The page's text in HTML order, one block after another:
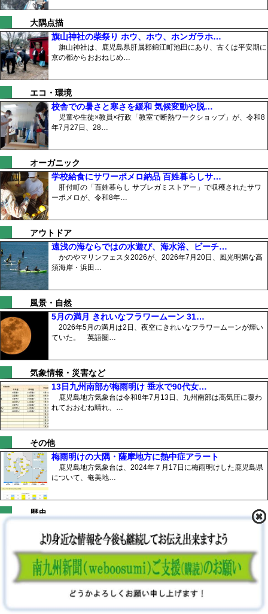
大隅点描
旗山神社の柴祭り ホウ、ホウ、ホンガラホ…
旗山神社は、鹿児島県肝属郡錦江町池田にあり、古くは平安期に
京の都からおおねじめ…
エコ・環境
校舎での暑さと寒さを緩和 気候変動や脱…
児童や生徒×教員×行政「教室で断熱ワークショップ」が、令和8
年7月27日、28…
オーガニック
学校給食にサワーポメロ納品 百姓暮らしサ…
肝付町の「百姓暮らし サブレガミストアー」で収穫されたサワ
ーポメロが、令和8年…
アウトドア
遠浅の海ならではの水遊び、海水浴、ビーチ…
かのやマリンフェスタ2026が、2026年7月20日、風光明媚な高
須海岸・浜田…
風景・自然
5月の満月 きれいなフラワームーン 31…
2026年5月の満月は2日、夜空にきれいなフラワームーンが輝い
ていた。 英語圏…
気象情報・災害など
13日九州南部が梅雨明け 垂水で90代女…
鹿児島地方気象台は令和8年7月13日、九州南部は高気圧に覆わ
れておおむね晴れ、…
その他
梅雨明けの大隅・薩摩地方に熱中症アラート
鹿児島地方気象台は、2024年７月17日に梅雨明けした鹿児島県
について、奄美地…
歴史
『第六垂水丸遭難事故』を語り継ぐ学習会が、2026年2月22日、
垂水市立図書館…
伝統
鹿屋市無形民俗文化財「刀舞」高須おぎおん…
鹿屋市無形民俗文化財「刀舞」 高須の伝統と誇り 令和8年夏「お